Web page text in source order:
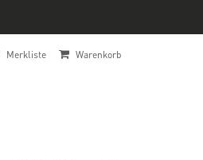
Merkliste Warenkorb